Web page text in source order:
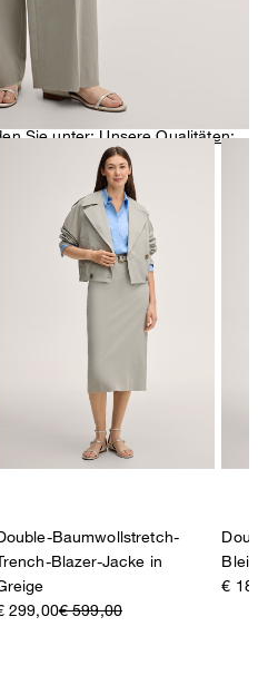
schonend
Sie unter:Unsere Qualitäten:
Baumwollstretch-
Blazer-Jacke in
299,00€ 599,00
€